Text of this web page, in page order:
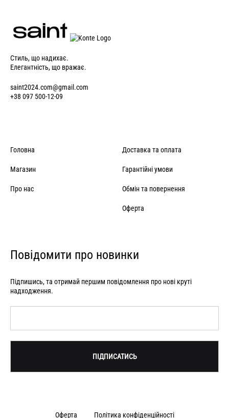
Стиль, що надихає.
Елегантність, що вражає.
saint2024.com@gmail.com
+38 097 500-12-09
Головна
Магазин
Про нас
Доставка та оплата
Гарантійні умови
Обмін та повернення
Оферта
Повідомити про новинки
Підпишись, та отримай першим повідомлення про нові круті
надходження.
Оферта Політика конфіденційності